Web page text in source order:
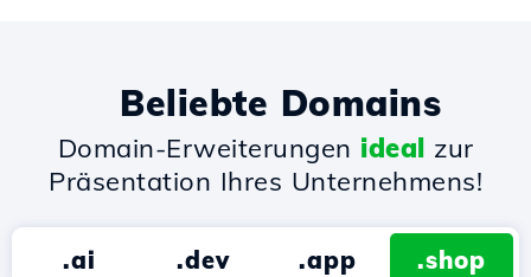
Beliebte Domains
Domain-Erweiterungen ideal zur
Präsentation Ihres Unternehmens!
.ai .dev .app .shop